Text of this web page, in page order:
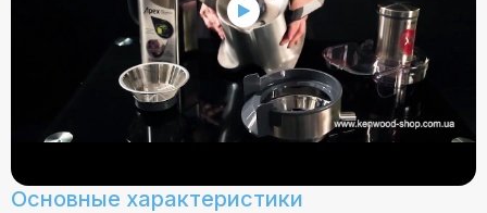
Основные характеристики